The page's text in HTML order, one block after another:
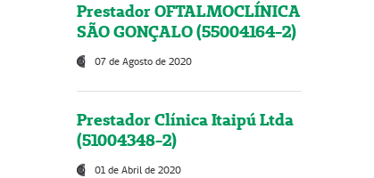
Prestador OFTALMOCLÍNICA
SÃO GONÇALO (55004164-2)
07 de Agosto de 2020
Prestador Clínica Itaipú Ltda
(51004348-2)
01 de Abril de 2020